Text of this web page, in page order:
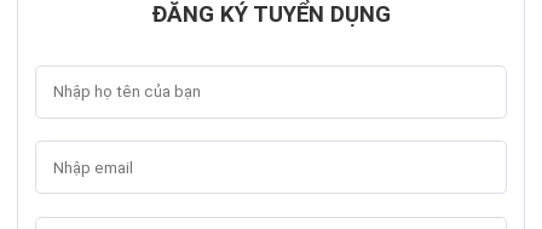
ĐĂNG KÝ TUYỂN DỤNG